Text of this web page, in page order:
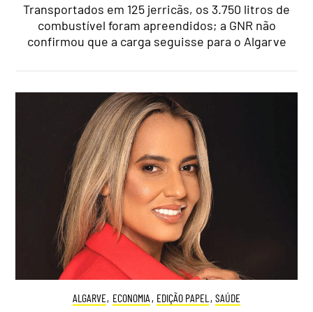
Transportados em 125 jerricãs, os 3.750 litros de
combustível foram apreendidos; a GNR não
confirmou que a carga seguisse para o Algarve
ALGARVE, ECONOMIA , EDIÇÃO PAPEL , SAÚDE